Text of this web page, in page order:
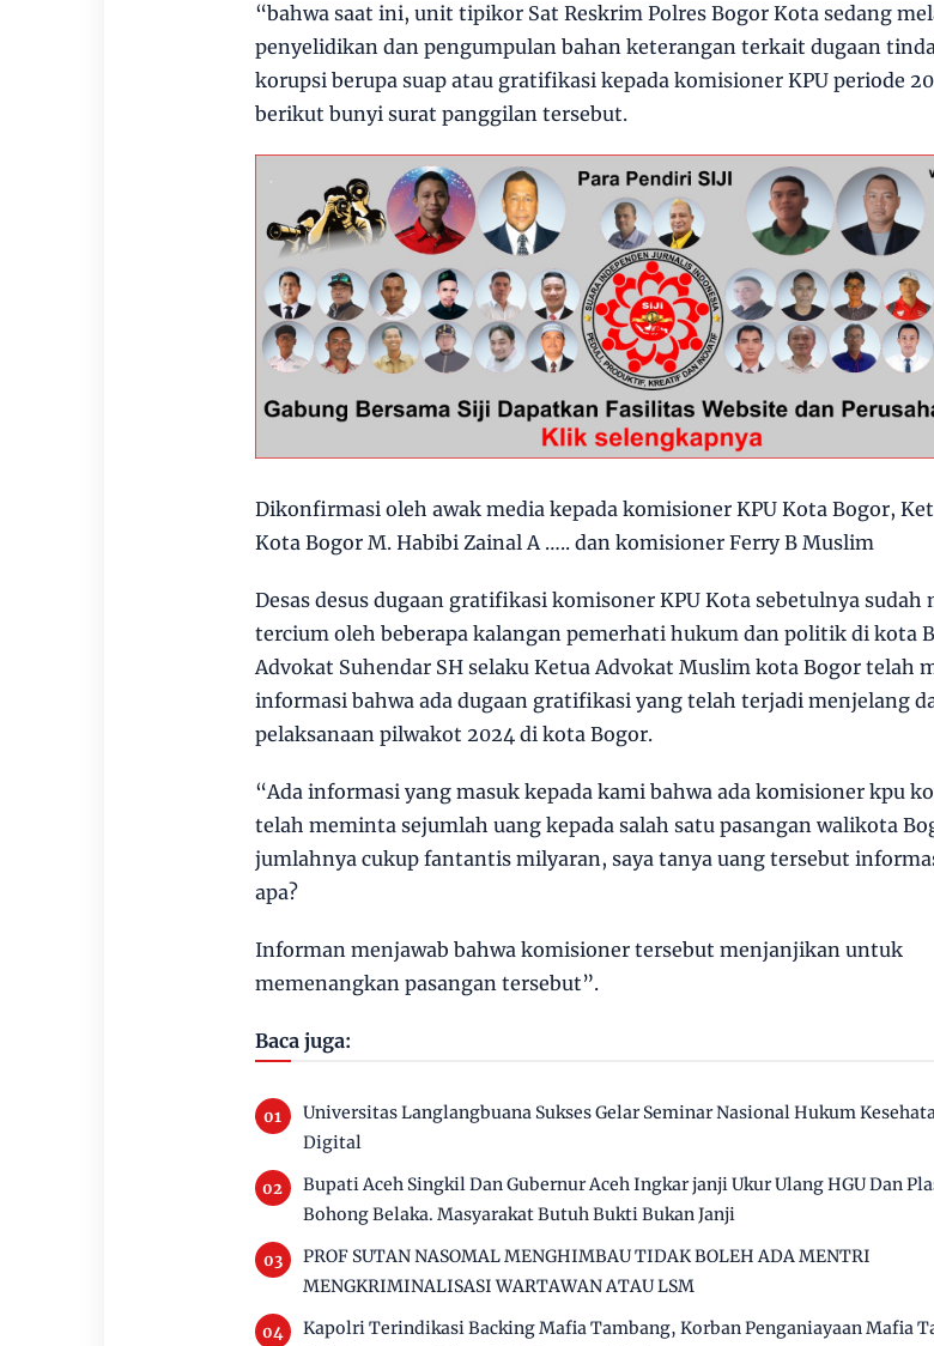
“bahwa saat ini, unit tipikor Sat Reskrim Polres Bogor Kota sedang
penyelidikan dan pengumpulan bahan keterangan terkait dugaan
korupsi berupa suap atau gratifikasi kepada komisioner KPU periode
berikut bunyi surat panggilan tersebut.
Dikonfirmasi oleh awak media kepada komisioner KPU Kota Bogor,
Kota Bogor M. Habibi Zainal A ….. dan komisioner Ferry B Muslim
Desas desus dugaan gratifikasi komisoner KPU Kota sebetulnya sudah
tercium oleh beberapa kalangan pemerhati hukum dan politik di kota
Advokat Suhendar SH selaku Ketua Advokat Muslim kota Bogor telah
informasi bahwa ada dugaan gratifikasi yang telah terjadi menjelang
pelaksanaan pilwakot 2024 di kota Bogor.
“Ada informasi yang masuk kepada kami bahwa ada komisioner kpu
telah meminta sejumlah uang kepada salah satu pasangan walikota
jumlahnya cukup fantantis milyaran, saya tanya uang tersebut
apa?
Informan menjawab bahwa komisioner tersebut menjanjikan untuk
memenangkan pasangan tersebut”.
Baca juga:
Universitas Langlangbuana Sukses Gelar Seminar Nasional Hukum
Digital
Bupati Aceh Singkil Dan Gubernur Aceh Ingkar janji Ukur Ulang HGU Dan
Bohong Belaka. Masyarakat Butuh Bukti Bukan Janji
PROF SUTAN NASOMAL MENGHIMBAU TIDAK BOLEH ADA MENTRI
MENGKRIMINALISASI WARTAWAN ATAU LSM
Kapolri Terindikasi Backing Mafia Tambang, Korban Penganiayaan Mafia